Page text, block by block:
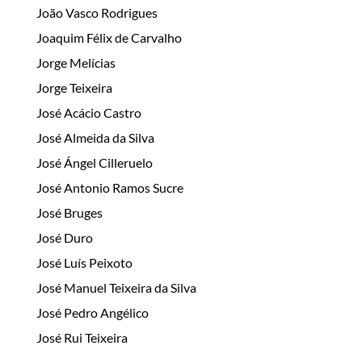
João Vasco Rodrigues
Joaquim Félix de Carvalho
Jorge Melícias
Jorge Teixeira
José Acácio Castro
José Almeida da Silva
José Ángel Cilleruelo
José Antonio Ramos Sucre
José Bruges
José Duro
José Luís Peixoto
José Manuel Teixeira da Silva
José Pedro Angélico
José Rui Teixeira